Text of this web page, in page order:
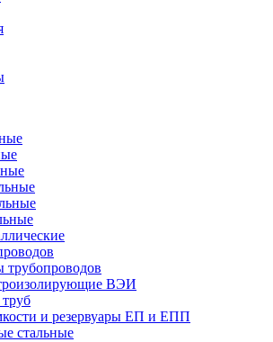
трубопроводов
ВЭИ
и резервуары ЕП и ЕПП
стальные